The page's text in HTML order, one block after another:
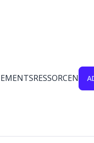
RESSORCEN